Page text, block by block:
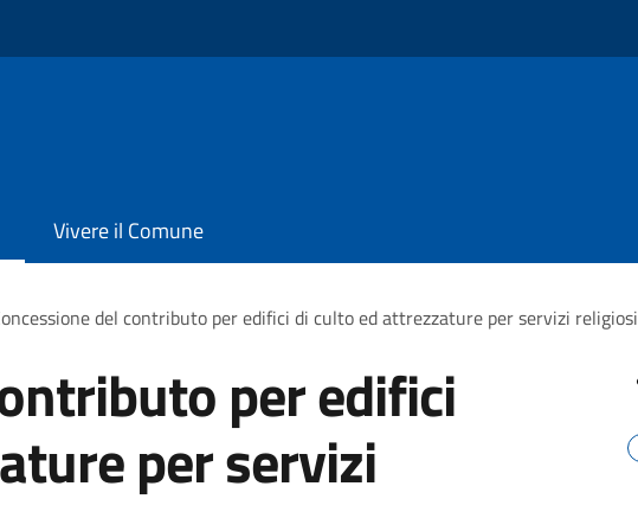
Vivere il Comune
del contributo per edifici di culto ed attrezzature per servizi religiosi
per edifici
per servizi